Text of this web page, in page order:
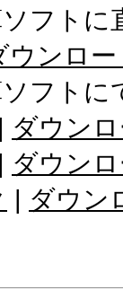
フトに
ウンロー
フト
| ダウン
| ダウン
| ダウン